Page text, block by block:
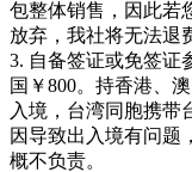
包整体销售，因此若
放弃，我社将无法退
3. 自备签证或免签证
国￥800。持香港、
入境，台湾同胞携带
因导致出入境有问题
概不负责。